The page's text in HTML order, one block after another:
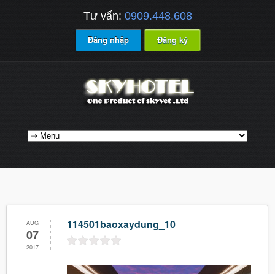
Tư vấn: 0909.448.608
Đăng nhập Đăng ký
AUG
07
2017
114501baoxaydung_10